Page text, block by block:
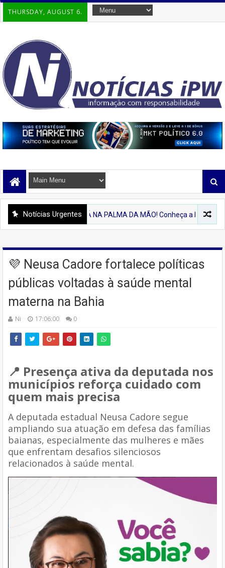
THURSDAY, AUGUST 6.
Notícias Urgentes
'IPIRA' 💻 IPIRÁ NA PALMA DA MÃO! Conheça a Nova Plataforma
💜 Neusa Cadore fortalece políticas
públicas voltadas à saúde mental
materna na Bahia
Ni 17:06:00 0
📍 Presença ativa da deputada nos
municípios reforça cuidado com
quem mais precisa
A deputada estadual Neusa Cadore segue
ampliando sua atuação em defesa das famílias
baianas, especialmente das mulheres e mães
que enfrentam desafios silenciosos
relacionados à saúde mental.